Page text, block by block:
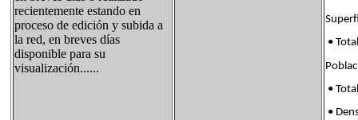
recientemente estando en
proceso de edición y subida a
la red, en breves días
disponible para su
visualización......
•
•
•